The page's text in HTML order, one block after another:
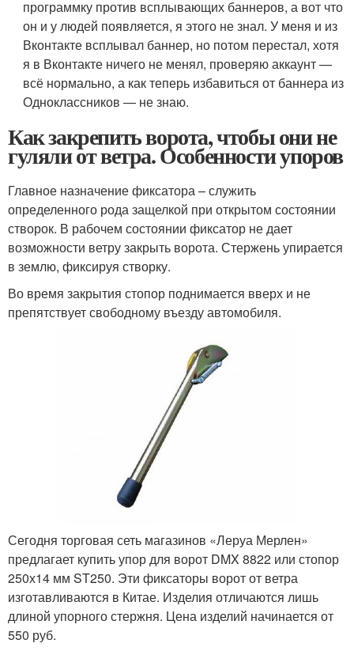
программку против всплывающих баннеров, а вот что
он и у людей появляется, я этого не знал. У меня и из
Вконтакте всплывал баннер, но потом перестал, хотя
я в Вконтакте ничего не менял, проверяю аккаунт —
всё нормально, а как теперь избавиться от баннера из
Одноклассников — не знаю.
Как закрепить ворота, чтобы они не
гуляли от ветра. Особенности упоров
Главное назначение фиксатора – служить
определенного рода защелкой при открытом состоянии
створок. В рабочем состоянии фиксатор не дает
возможности ветру закрыть ворота. Стержень упирается
в землю, фиксируя створку.
Во время закрытия стопор поднимается вверх и не
препятствует свободному въезду автомобиля.
Сегодня торговая сеть магазинов «Леруа Мерлен»
предлагает купить упор для ворот DMX 8822 или стопор
250х14 мм ST250. Эти фиксаторы ворот от ветра
изготавливаются в Китае. Изделия отличаются лишь
длиной упорного стержня. Цена изделий начинается от
550 руб.